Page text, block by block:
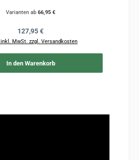
Varianten ab 66,95 €
Regulärer Preis:
127,95 €
inkl. MwSt. zzgl. Versandkosten
In den Warenkorb